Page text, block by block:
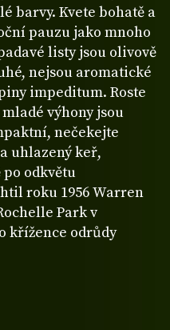
barvy. Kvete bohatě a
pauzu jako mnoho
listy jsou olivově
nejsou aromatické
impeditum. Roste
výhony jsou
nečekejte
uhlazený keř,
odkvětu
roku 1956 Warren
Park v
křížence odrůdy